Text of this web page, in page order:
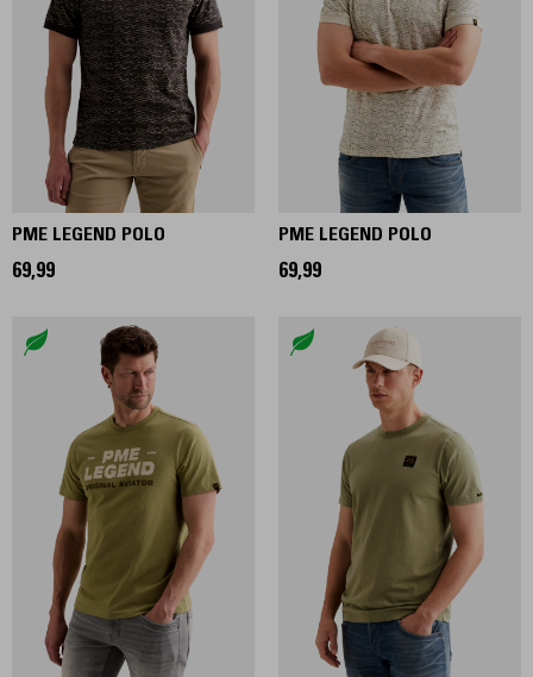
PME LEGEND POLO
69,99
PME LEGEND POLO
69,99